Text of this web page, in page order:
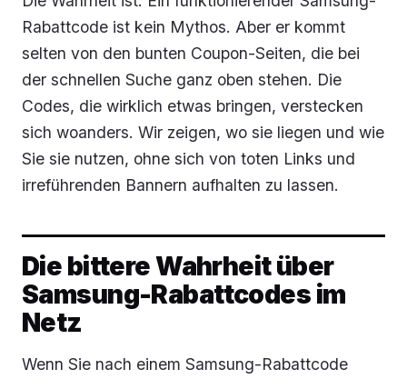
Rabattcode ist kein Mythos. Aber er kommt
selten von den bunten Coupon-Seiten, die bei
der schnellen Suche ganz oben stehen. Die
Codes, die wirklich etwas bringen, verstecken
sich woanders. Wir zeigen, wo sie liegen und wie
Sie sie nutzen, ohne sich von toten Links und
irreführenden Bannern aufhalten zu lassen.
Die bittere Wahrheit über
Samsung-Rabattcodes im
Netz
Wenn Sie nach einem Samsung-Rabattcode